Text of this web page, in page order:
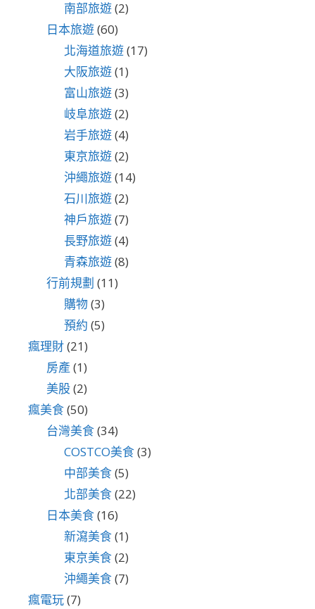
南部旅遊(2)
日本旅遊(60)
北海道旅遊(17)
大阪旅遊(1)
富山旅遊(3)
岐阜旅遊(2)
岩手旅遊(4)
東京旅遊(2)
沖繩旅遊(14)
石川旅遊(2)
神戶旅遊(7)
長野旅遊(4)
青森旅遊(8)
行前規劃 (11)
購物(3)
預約 (5)
瘋理財(21)
房產 (1)
美股(2)
瘋美食(50)
台灣美食(34)
COSTCO美食(3)
中部美食(5)
北部美食(22)
日本美食(16)
新瀉美食(1)
東京美食(2)
沖繩美食(7)
瘋電玩(7)